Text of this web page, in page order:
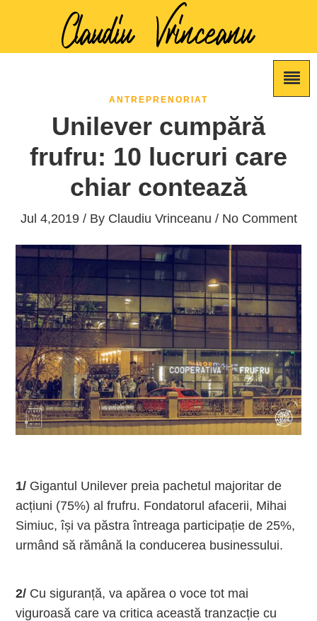
ANTREPRENORIAT
Unilever cumpără
frufru: 10 lucruri care
chiar contează
Jul 4,2019 / By Claudiu Vrinceanu / No Comment
1/ Gigantul Unilever preia pachetul majoritar de
acțiuni (75%) al frufru. Fondatorul afacerii, Mihai
Simiuc, își va păstra întreaga participație de 25%,
urmând să rămână la conducerea businessului.
2/ Cu siguranță, va apărea o voce tot mai
viguroasă care va critica această tranzacție cu